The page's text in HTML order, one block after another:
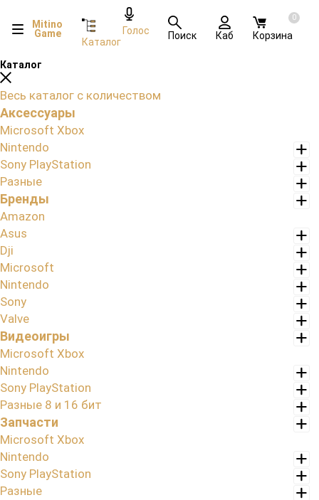
Mitino
Game
Каталог
Голос Поиск Каб
0
Корзина
Каталог
Весь каталог с количеством
Аксессуары
Microsoft Xbox
Nintendo
Sony PlayStation
Разные
Бренды
Amazon
Asus
Dji
Microsoft
Nintendo
Sony
Valve
Видеоигры
Microsoft Xbox
Nintendo
Sony PlayStation
Разные 8 и 16 бит
Запчасти
Microsoft Xbox
Nintendo
Sony PlayStation
Разные